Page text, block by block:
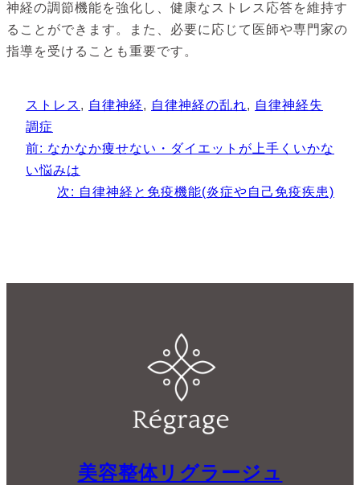
神経の調節機能を強化し、健康なストレス応答を維持す
ることができます。また、必要に応じて医師や専門家の
指導を受けることも重要です。
ストレス , 自律神経, 自律神経の乱れ, 自律神経失
調症
前: なかなか痩せない・ダイエットが上手くいかな
い悩みは
次: 自律神経と免疫機能(炎症や自己免疫疾患)
美容整体リグラージュ